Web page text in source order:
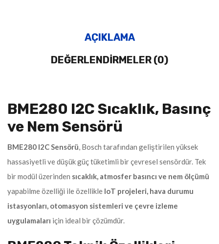
AÇIKLAMA
DEĞERLENDIRMELER (0)
BME280 I2C Sıcaklık, Basınç
ve Nem Sensörü
BME280 I2C Sensörü, Bosch tarafından geliştirilen yüksek
hassasiyetli ve düşük güç tüketimli bir çevresel sensördür. Tek
bir modül üzerinden sıcaklık, atmosfer basıncı ve nem ölçümü
yapabilme özelliği ile özellikle IoT projeleri, hava durumu
istasyonları, otomasyon sistemleri ve çevre izleme
uygulamaları için ideal bir çözümdür.